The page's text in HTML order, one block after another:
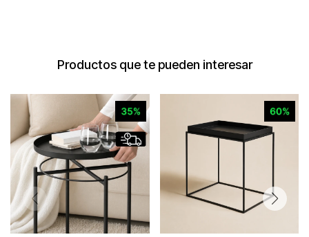
Productos que te pueden interesar